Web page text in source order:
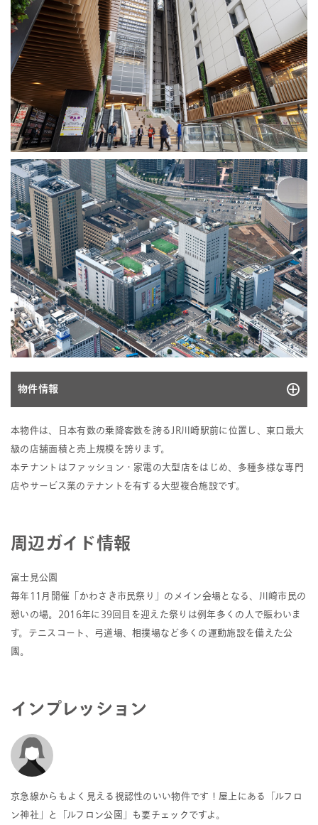
物件情報
所在地
神奈川県川崎市川崎区日進町1番地11他
取得価格
30,000百万円
取得年月日
2013.10.07
ト・鉄骨造陸屋根地下2階付12階建
駐車場棟：鉄筋コンクリート造地下3階建
地積
用途地域
商業地域
延床面積
2
駐車場棟：5,705.63m 2
物件、テナントHP
川崎ルフロン
※本棟を共有し（持分割合97.22%）、駐車場棟を単独で所有しています。本棟の建
物共有者が有する持分割合2.78%について、建物共有者より賃借しています。
Google map
本物件は、日本有数の乗降客数を誇るJR川崎駅前に位置し、東口最大
級の店舗面積と売上規模を誇ります。
本テナントはファッション・家電の大型店をはじめ、多種多様な専門
店やサービス業のテナントを有する大型複合施設です。
周辺ガイド情報
富士見公園
毎年11月開催「かわさき市民祭り」のメイン会場となる、川崎市民の
憩いの場。2016年に39回目を迎えた祭りは例年多くの人で賑わいま
す。テニスコート、弓道場、相撲場など多くの運動施設を備えた公
園。
インプレッション
京急線からもよく見える視認性のいい物件です！屋上にある「ルフロ
ン神社」と「ルフロン公園」も要チェックですよ。